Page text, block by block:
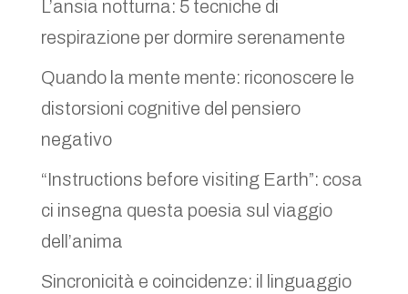
L’ansia notturna: 5 tecniche di
respirazione per dormire serenamente
Quando la mente mente: riconoscere le
distorsioni cognitive del pensiero
negativo
“Instructions before visiting Earth”: cosa
ci insegna questa poesia sul viaggio
dell’anima
Sincronicità e coincidenze: il linguaggio